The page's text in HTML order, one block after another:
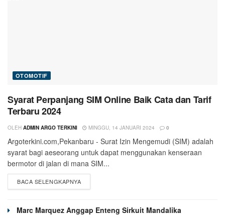
OTOMOTIF
Syarat Perpanjang SIM Online Baik Cata dan Tarif
Terbaru 2024
OLEH ADMIN ARGO TERKINI MINGGU, 14 JANUARI 2024 0
Argoterkini.com,Pekanbaru - Surat Izin Mengemudi (SIM) adalah
syarat bagi aeseorang untuk dapat menggunakan kenseraan
bermotor di jalan di mana SIM...
BACA SELENGKAPNYA
Marc Marquez Anggap Enteng Sirkuit Mandalika